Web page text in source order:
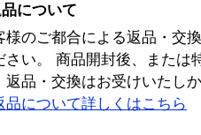
について
様のご都合による返品・交
さい。 商品開封後、または
返品・交換はお受けいたし
品について詳しくはこちら